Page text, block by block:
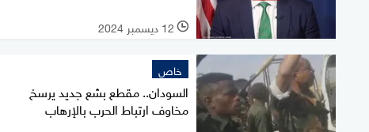
l 12 ديسمبر 2024
خاص
السودان.. مقطع بشع جديد يرسخ
مخاوف ارتباط الحرب بالإرهاب